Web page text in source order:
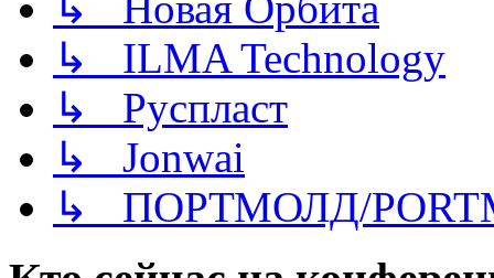
↳ ILMA Technology
↳ Руспласт
↳ Jonwai
↳ ПОРТМОЛД/